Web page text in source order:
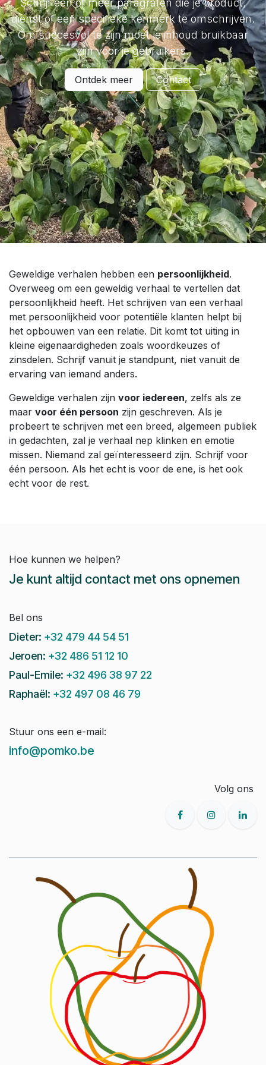
dienst of een specifieke kenmerk te omschrijven.
Om succesvol te zijn moet je inhoud bruikbaar
zijn voor je gebruikers.
Ontdek meer Contact
Geweldige verhalen hebben een persoonlijkheid.
Overweeg om een geweldig verhaal te vertellen dat
persoonlijkheid heeft. Het schrijven van een verhaal
met persoonlijkheid voor potentiële klanten helpt bij
het opbouwen van een relatie. Dit komt tot uiting in
kleine eigenaardigheden zoals woordkeuzes of
zinsdelen. Schrijf vanuit je standpunt, niet vanuit de
ervaring van iemand anders.
Geweldige verhalen zijn voor iedereen, zelfs als ze
maar voor één persoon zijn geschreven. Als je
probeert te schrijven met een breed, algemeen publiek
in gedachten, zal je verhaal nep klinken en emotie
missen. Niemand zal geïnteresseerd zijn. Schrijf voor
één persoon. Als het echt is voor de ene, is het ook
echt voor de rest.
Hoe kunnen we helpen?
Je kunt altijd contact met ons opnemen
Bel ons
Dieter: +32 479 44 54 51
Jeroen: +32 486 51 12 10
Paul-Emile: +32 496 38 97 22
Raphaël: +32 497 08 46 79
Stuur ons een e-mail:
info@pomko.be
Volg ons